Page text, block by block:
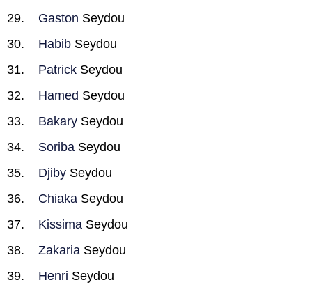
Gaston Seydou
Habib Seydou
Patrick Seydou
Hamed Seydou
Bakary Seydou
Soriba Seydou
Djiby Seydou
Chiaka Seydou
Kissima Seydou
Zakaria Seydou
Henri Seydou